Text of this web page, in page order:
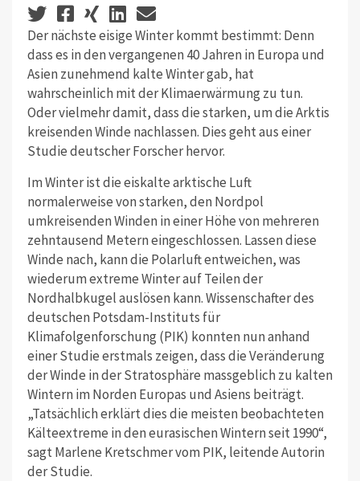
Der nächste eisige Winter kommt bestimmt: Denn
dass es in den vergangenen 40 Jahren in Europa und
Asien zunehmend kalte Winter gab, hat
wahrscheinlich mit der Klimaerwärmung zu tun.
Oder vielmehr damit, dass die starken, um die Arktis
kreisenden Winde nachlassen. Dies geht aus einer
Studie deutscher Forscher hervor.
Im Winter ist die eiskalte arktische Luft
normalerweise von starken, den Nordpol
umkreisenden Winden in einer Höhe von mehreren
zehntausend Metern eingeschlossen. Lassen diese
Winde nach, kann die Polarluft entweichen, was
wiederum extreme Winter auf Teilen der
Nordhalbkugel auslösen kann. Wissenschafter des
deutschen Potsdam-Instituts für
Klimafolgenforschung (PIK) konnten nun anhand
einer Studie erstmals zeigen, dass die Veränderung
der Winde in der Stratosphäre massgeblich zu kalten
Wintern im Norden Europas und Asiens beiträgt.
„Tatsächlich erklärt dies die meisten beobachteten
Kälteextreme in den eurasischen Wintern seit 1990“,
sagt Marlene Kretschmer vom PIK, leitende Autorin
der Studie.